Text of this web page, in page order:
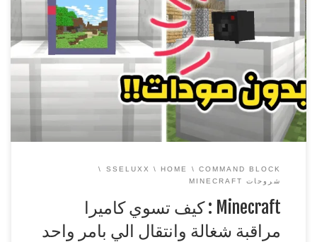
===============================================
== وياريت تنشرون هاشتاق : #جيشSsEluxX سيرفري ديسكورد
https://discord.com/invite/jCnQ5Ky
===============================================
افضل استضافة سيرفرات ماين كرافت PC | PE و تيم
سبيك
https://ss-host.com
===============================================
==
رابط الامر | linkhttps://i.sseluxx.com/izIgS
===============================================
==
للدعم ( تبرع مادي […]
COMMAND BLOCK
HOME
SSELUXX
شروحات MINECRAFT
Minecraft : كيف تسوي كاميرا
مراقبة شغالة وانتقال الي بامر واحد